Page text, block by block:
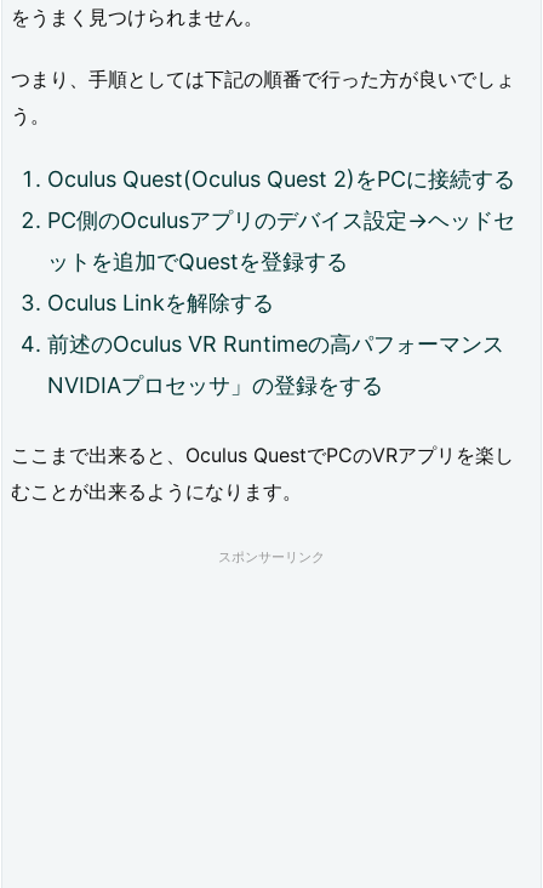
をうまく見つけられません。
つまり、手順としては下記の順番で行った方が良いでしょ
う。
Oculus Quest(Oculus Quest 2)をPCに接続する
PC側のOculusアプリのデバイス設定→ヘッドセ
ットを追加でQuestを登録する
Oculus Linkを解除する
前述のOculus VR Runtimeの高パフォーマンス
NVIDIAプロセッサ」の登録をする
ここまで出来ると、Oculus QuestでPCのVRアプリを楽し
むことが出来るようになります。
スポンサーリンク